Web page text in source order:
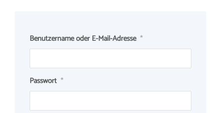
Benutzername oder E-Mail-Adresse *
Passwort *